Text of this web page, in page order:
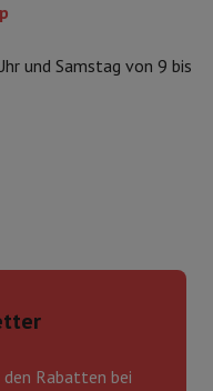
Überprüfen Sie Ihre
und Samstag von 9 bis
Rabatten bei